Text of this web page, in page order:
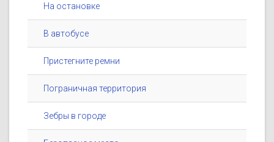
На остановке
В автобусе
Пристегните ремни
Пограничная территория
Зебры в городе